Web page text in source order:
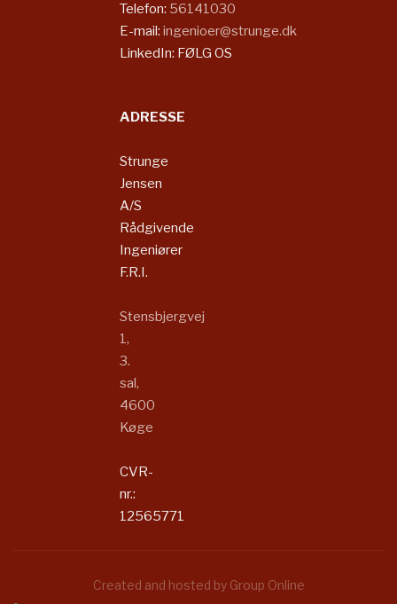
​​Telefon: 56141030
E-mail: ingenioer@strunge.dk
LinkedIn: FØLG OS
ADRESSE
Strunge
Jensen
A/S
Rådgivende
Ingeniører
F.R.I.​​​
Stensbjergvej
1,
3.
sal,
4600
Køge​
CVR-
nr.:
12565771​​​
Created and hosted by Group Online